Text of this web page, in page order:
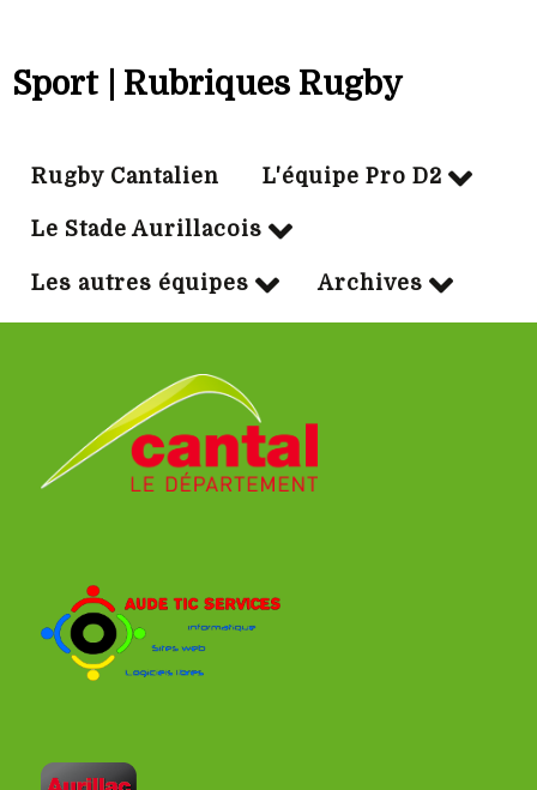
Sport | Rubriques Rugby
Rugby Cantalien L'équipe Pro D2
Le Stade Aurillacois
Les autres équipes Archives